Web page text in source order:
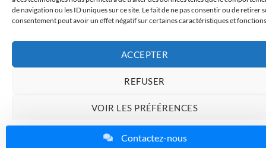
de navigation ou les ID uniques sur ce site. Le fait de ne pas consentir ou de retirer
consentement peut avoir un effet négatif sur certaines caractéristiques et
ACCEPTER
REFUSER
VOIR LES PRÉFÉRENCES
Charte de donnéesPolitique de confidentialité
Contactez-nous